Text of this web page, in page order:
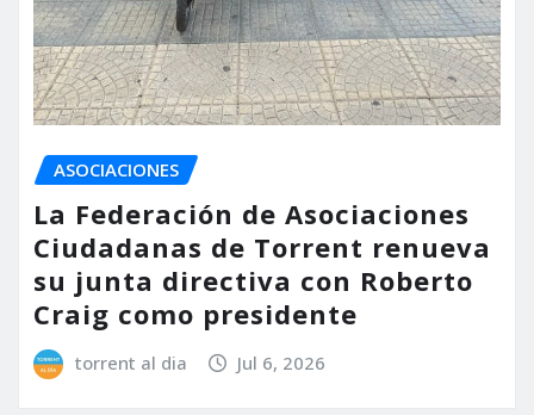
ASOCIACIONES
La Federación de Asociaciones
Ciudadanas de Torrent renueva
su junta directiva con Roberto
Craig como presidente
torrent al dia Jul 6, 2026